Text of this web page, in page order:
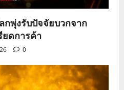
กพุ่งรับปัจจัยบวกจาก
ยดการค้า
0